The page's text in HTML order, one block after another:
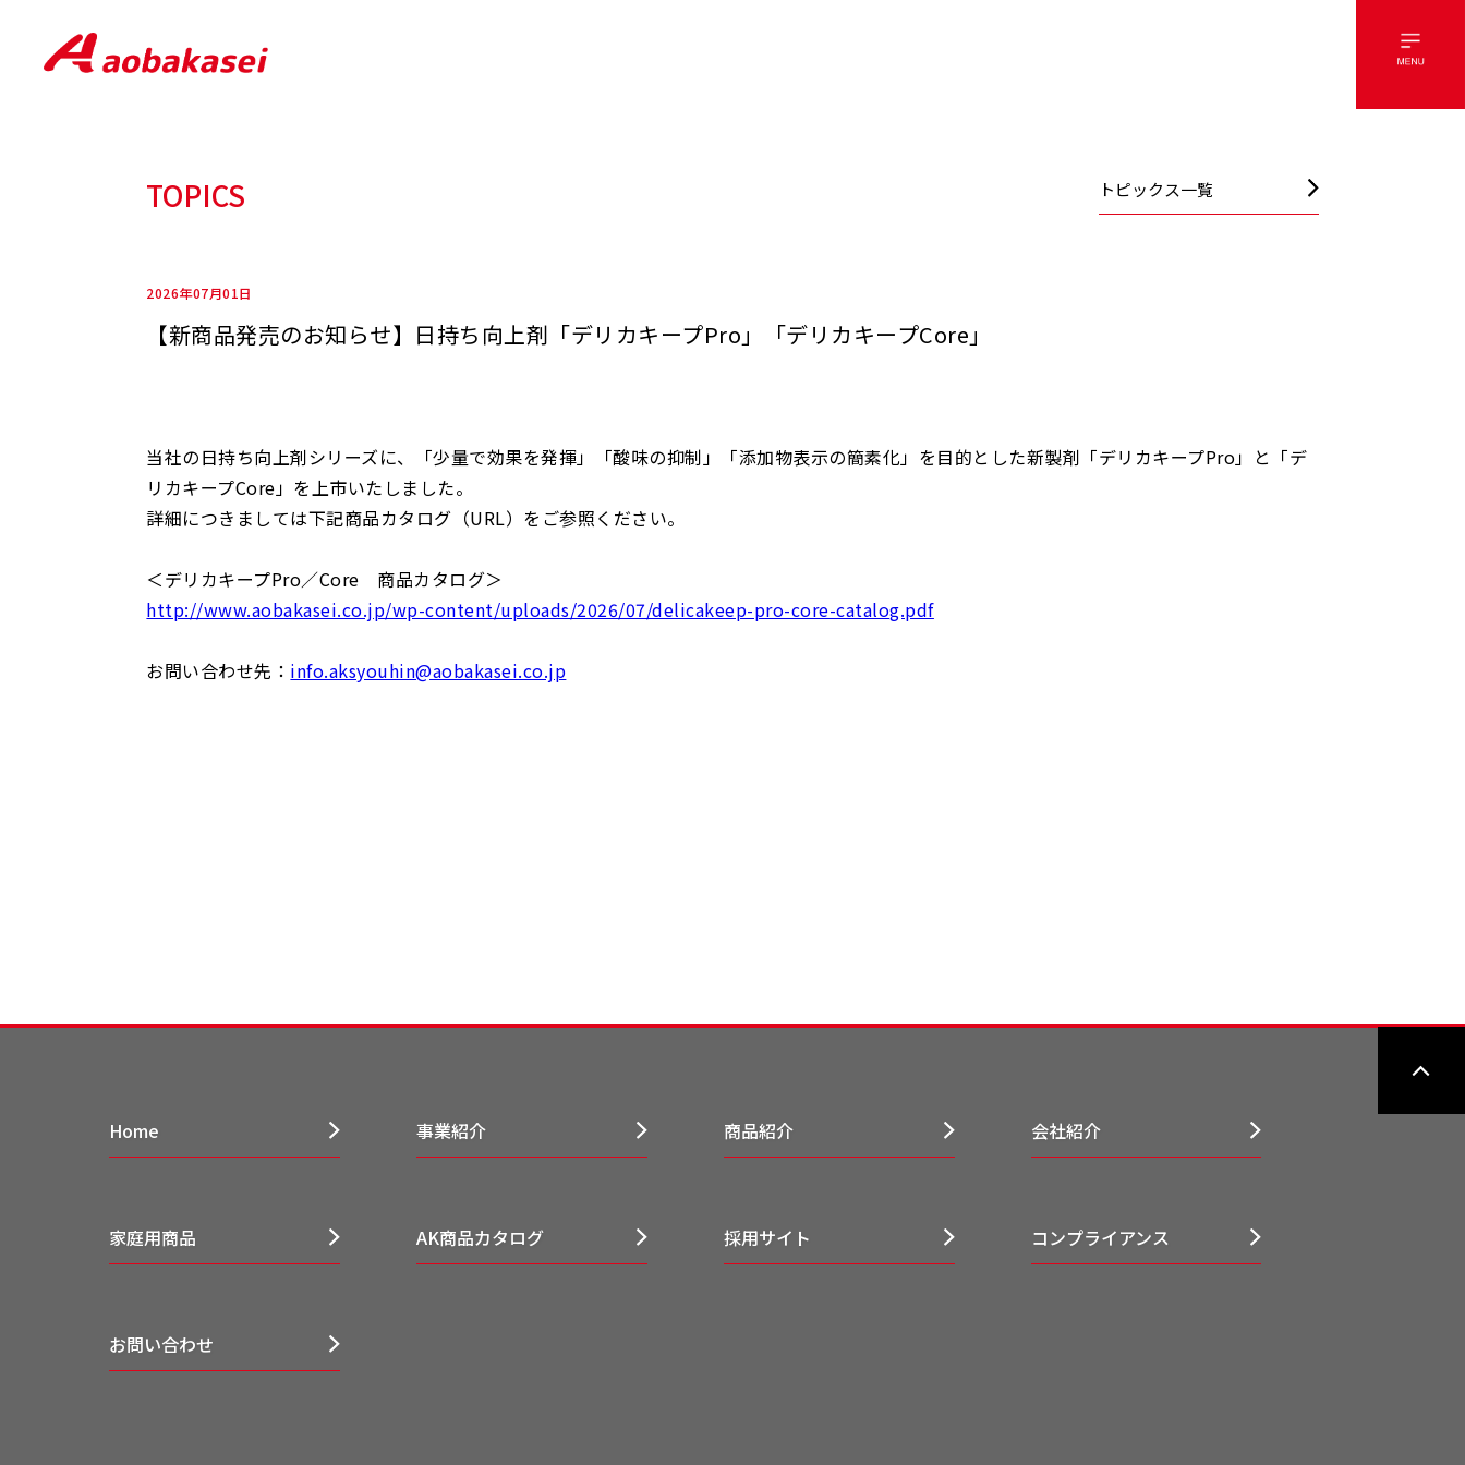
TOPICS トピックス一覧
2026年07月01日
【新商品発売のお知らせ】日持ち向上剤「デリカキープPro」「デリカキープCore」
当社の日持ち向上剤シリーズに、「少量で効果を発揮」「酸味の抑制」「添加物表示の簡素化」を目的とした新製剤「デリカキープPro」と「デ
リカキープCore」を上市いたしました。
詳細につきましては下記商品カタログ（URL）をご参照ください。
＜デリカキープPro／Core 商品カタログ＞
http://www.aobakasei.co.jp/wp-content/uploads/2026/07/delicakeep-pro-core-catalog.pdf
お問い合わせ先： info.aksyouhin@aobakasei.co.jp
Home 事業紹介 商品紹介 会社紹介
家庭用商品 AK商品カタログ 採用サイト コンプライアンス
お問い合わせ